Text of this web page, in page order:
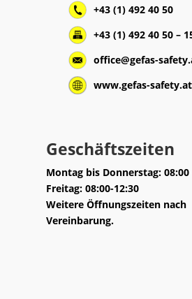
+43 (1) 492 40 50
+43 (1) 492 40 50 –
office@gefas-
www.gefas-safety.at
Geschäftszeiten
Montag bis Donnerstag: 08:00
Freitag: 08:00-12:30
Weitere Öffnungszeiten nach
Vereinbarung.